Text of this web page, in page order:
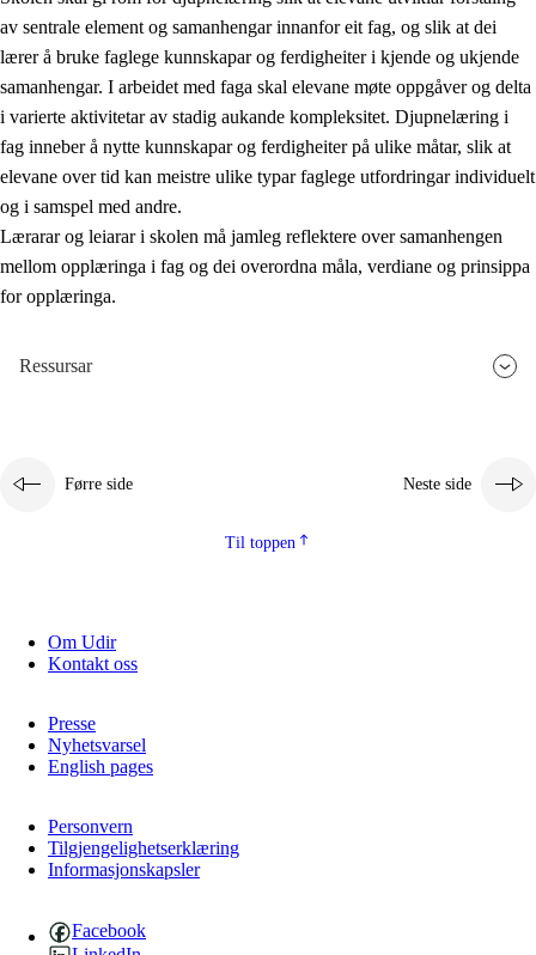
av sentrale element og samanhengar innanfor eit fag, og slik at dei
lærer å bruke faglege kunnskapar og ferdigheiter i kjende og ukjende
samanhengar. I arbeidet med faga skal elevane møte oppgåver og delta
i varierte aktivitetar av stadig aukande kompleksitet. Djupnelæring i
fag inneber å nytte kunnskapar og ferdigheiter på ulike måtar, slik at
elevane over tid kan meistre ulike typar faglege utfordringar individuelt
og i samspel med andre.
Lærarar og leiarar i skolen må jamleg reflektere over samanhengen
mellom opplæringa i fag og dei overordna måla, verdiane og prinsippa
for opplæringa.
Ressursar
Førre side Neste side
Til toppen
Om Udir
Kontakt oss
Presse
Nyhetsvarsel
English pages
Personvern
Tilgjengelighetserklæring
Informasjonskapsler
Facebook